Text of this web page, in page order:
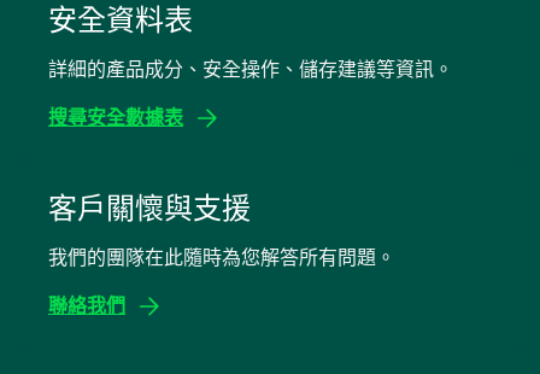
new
安全資料表
詳細的產品成分、安全操作、儲存建議等資訊。
搜尋安全數據表
new
客戶關懷與支援
我們的團隊在此隨時為您解答所有問題。
聯絡我們